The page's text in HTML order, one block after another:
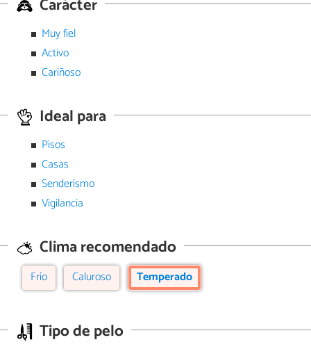
Muy fiel
Activo
Cariñoso
Ideal para
Pisos
Casas
Senderismo
Vigilancia
Clima recomendado
Frío Caluroso Temperado
Tipo de pelo